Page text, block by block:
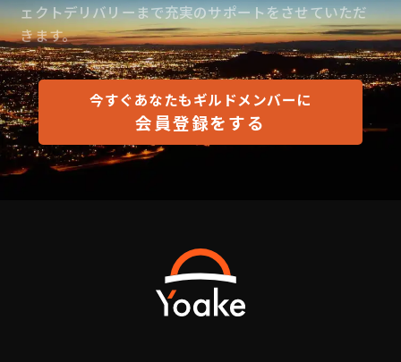
ェクトデリバリーまで充実のサポートをさせていただ
きます。
今すぐあなたもギルドメンバーに
会員登録をする